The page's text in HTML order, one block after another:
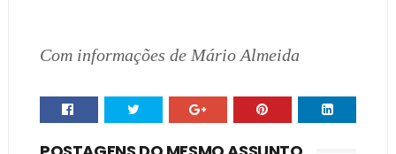
Com informações de Mário Almeida